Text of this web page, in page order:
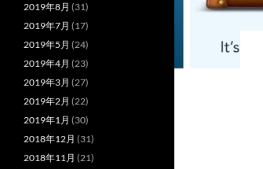
2019年8月 (31)
2019年7月 (17)
2019年5月 (24)
2019年4月 (23)
2019年3月 (27)
2019年2月 (22)
2019年1月 (30)
2018年12月 (31)
2018年11月 (21)